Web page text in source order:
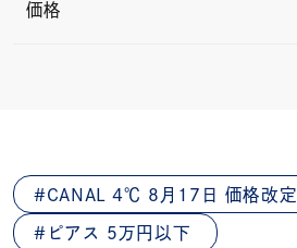
価格
CANAL 4℃ 8月17日 価格改定
ピアス 5万円以下